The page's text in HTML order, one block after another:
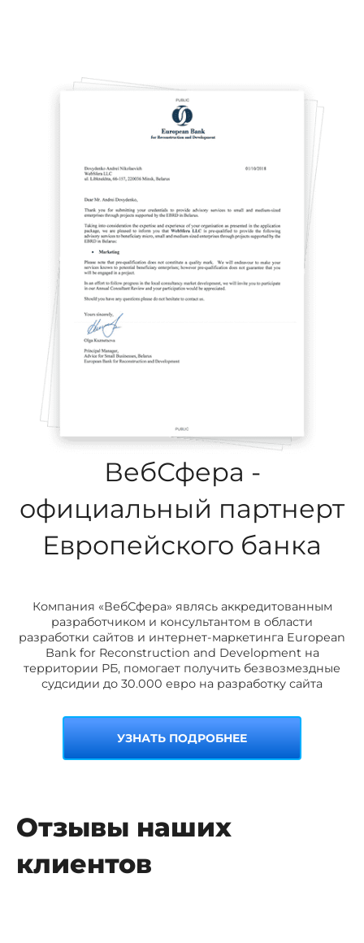
ВебСфера -
официальный партнерт
Европейского банка
Компания «ВебСфера» являсь аккредитованным
разработчиком и консультантом в области
разработки сайтов и интернет-маркетинга European
Bank for Reconstruction and Development на
территории РБ, помогает получить безвозмездные
судсидии до 30.000 евро на разработку сайта
УЗНАТЬ ПОДРОБНЕЕ
Отзывы наших
клиентов